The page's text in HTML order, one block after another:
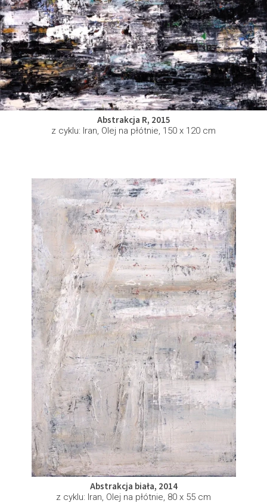
Abstrakcja R, 2015
z cyklu: Iran, Olej na płótnie, 150 x 120 cm
Abstrakcja biała, 2014
z cyklu: Iran, Olej na płótnie, 80 x 55 cm